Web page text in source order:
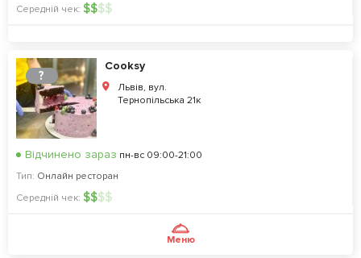
Середній чек: $$$$
?
Cooksy
Львів, вул.
Тернопільська 21к
Відчинено зараз пн-вс 09:00-21:00
Тип: Онлайн ресторан
Середній чек: $$$$
Меню